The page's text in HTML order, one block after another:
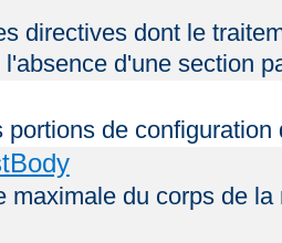
directives dont le
d'une section
portions de
maximale du corps de